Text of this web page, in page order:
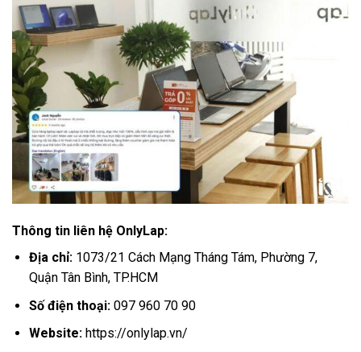
Thông tin liên hệ OnlyLap:
Địa chỉ:1073/21 Cách Mạng Tháng Tám, Phường 7,
Quận Tân Bình, TP.HCM
Số điện thoại:097 960 70 90
Website: https://onlylap.vn/